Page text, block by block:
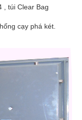
, túi Clear Bag
cạy phá két.